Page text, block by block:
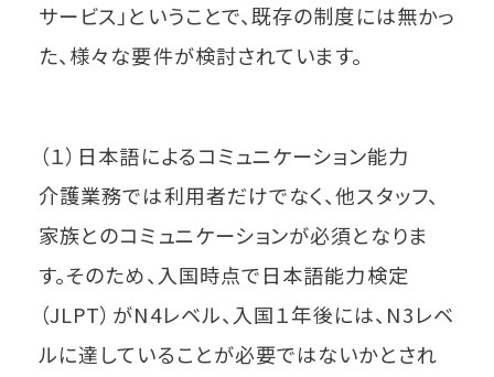
サービス」ということで、既存の制度には無かっ
た、様々な要件が検討されています。
（１）日本語によるコミュニケーション能力
介護業務では利用者だけでなく、他スタッフ、
家族とのコミュニケーションが必須となりま
す。そのため、入国時点で日本語能力検定
（JLPT）がN4レベル、入国１年後には、N3レベ
ルに達していることが必要ではないかとされ